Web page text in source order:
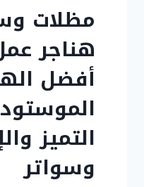
مظلات
هناجر
أفضل
التميز
وسواتر